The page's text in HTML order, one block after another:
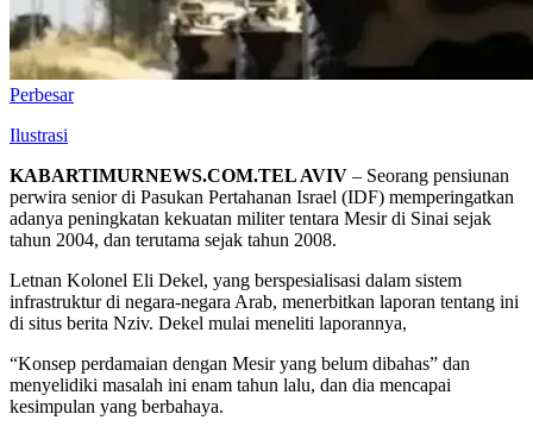
Perbesar
Ilustrasi
KABARTIMURNEWS.COM.TEL AVIV – Seorang pensiunan
perwira senior di Pasukan Pertahanan Israel (IDF) memperingatkan
adanya peningkatan kekuatan militer tentara Mesir di Sinai sejak
tahun 2004, dan terutama sejak tahun 2008.
Letnan Kolonel Eli Dekel, yang berspesialisasi dalam sistem
infrastruktur di negara-negara Arab, menerbitkan laporan tentang ini
di situs berita Nziv. Dekel mulai meneliti laporannya,
“Konsep perdamaian dengan Mesir yang belum dibahas” dan
menyelidiki masalah ini enam tahun lalu, dan dia mencapai
kesimpulan yang berbahaya.